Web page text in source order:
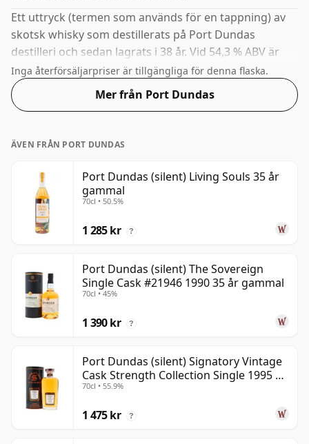
Ett uttryck (termen som används för en tappning) av
skotsk whisky som destillerats på Port Dundas
destilleri och sedan lagrats i 38 år. Vid 54,3 % ABV är
denna alkoholhalt mer än acceptabel. Buteljerad i
standardutgåvans storlek på 70cl.
Inga återförsäljarpriser är tillgängliga för denna flaska.
Mer från Port Dundas
ÄVEN FRÅN PORT DUNDAS
Port Dundas (silent) Living Souls 35 år
gammal
70cl • 50.5%
1 285 kr ?
Port Dundas (silent) The Sovereign
Single Cask #21946 1990 35 år gammal
70cl • 45%
1 390 kr ?
Port Dundas (silent) Signatory Vintage
Cask Strength Collection Single 1995 30
år gammal
70cl • 55.9%
1 475 kr ?